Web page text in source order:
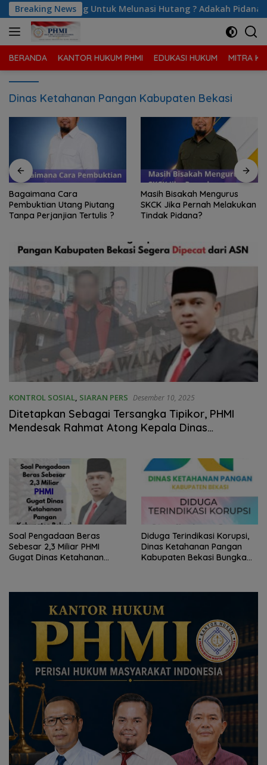
Langsung
ke
konten
Breaking News
Melunasi Hutang ? Adakah Pidana Bagi yang
BERANDA KANTOR HUKUM PHMI EDUKASI HUKUM MITRA
Dinas Ketahanan Pangan Kabupaten Bekasi
Bagaimana Cara
Pembuktian Utang Piutang
Tanpa Perjanjian Tertulis ?
Masih Bisakah Mengurus
SKCK Jika Pernah Melakukan
Tindak Pidana?
KONTROL SOSIAL, SIARAN PERS Desember 10, 2025
Ditetapkan Sebagai Tersangka Tipikor, PHMI
Mendesak Rahmat Atong Kepala Dinas
Dipecat dari ASN
Soal Pengadaan Beras
Sebesar 2,3 Miliar PHMI
Gugat Dinas Ketahanan
Diduga Terindikasi Korupsi,
Dinas Ketahanan Pangan
Kabupaten Bekasi Bungkam
1,9 Miliar